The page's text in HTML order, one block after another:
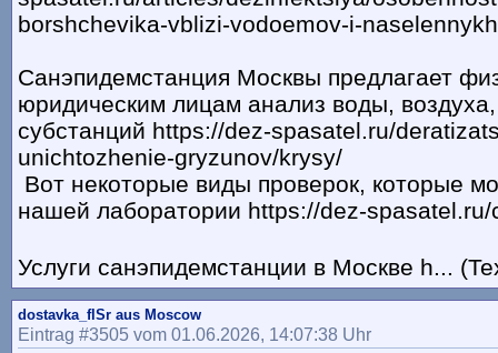
borshchevika-vblizi-vodoemov-i-
Санэпидемстанция Москвы предлагает
юридическим лицам анализ воды,
субстанций https://dez-spasatel.ru/
unichtozhenie-gryzunov/krysy/
Вот некоторые виды проверок, которые
нашей лаборатории https://dez-spasatel.ru/
Услуги санэпидемстанции в Москве h...
dostavka_flSr aus Moscow
Eintrag #3505 vom 01.06.2026, 14:07:38 Uhr